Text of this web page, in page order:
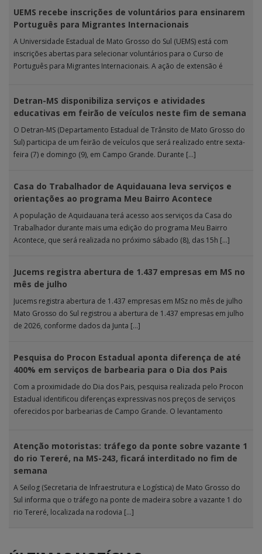
UEMS recebe inscrições de voluntários para ensinarem
Português para Migrantes Internacionais
A Universidade Estadual de Mato Grosso do Sul (UEMS) está com
inscrições abertas para selecionar voluntários para o Curso de
Português para Migrantes Internacionais. A ação de extensão é
Detran-MS disponibiliza serviços e atividades
educativas em feirão de veículos neste fim de semana
O Detran-MS (Departamento Estadual de Trânsito de Mato Grosso do
Sul) participa de um feirão de veículos que será realizado entre sexta-
feira (7) e domingo (9), em Campo Grande. Durante […]
Casa do Trabalhador de Aquidauana leva serviços e
orientações ao programa Meu Bairro Acontece
A população de Aquidauana terá acesso aos serviços da Casa do
Trabalhador durante mais uma edição do programa Meu Bairro
Acontece, que será realizada no próximo sábado (8), das 15h […]
Jucems registra abertura de 1.437 empresas em MS no
mês de julho
Jucems registra abertura de 1.437 empresas em MSz no mês de julho
Mato Grosso do Sul registrou a abertura de 1.437 empresas em julho
de 2026, conforme dados da Junta […]
Pesquisa do Procon Estadual aponta diferença de até
400% em serviços de barbearia para o Dia dos Pais
Com a proximidade do Dia dos Pais, pesquisa realizada pelo Procon
Estadual identificou diferenças expressivas nos preços de serviços
oferecidos por barbearias de Campo Grande. O levantamento
Atenção motoristas: tráfego da ponte sobre vazante 1
do rio Tereré, na MS-243, ficará interditado no fim de
semana
A Seilog (Secretaria de Infraestrutura e Logística) de Mato Grosso do
Sul informa que o tráfego na ponte de madeira sobre a vazante 1 do
rio Tereré, localizada na rodovia […]